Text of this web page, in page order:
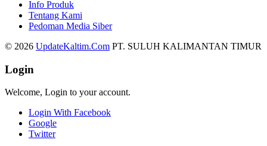
Info Produk
Tentang Kami
Pedoman Media Siber
© 2026 UpdateKaltim.Com PT. SULUH KALIMANTAN TIMUR
Login
Welcome, Login to your account.
Login With Facebook
Google
Twitter